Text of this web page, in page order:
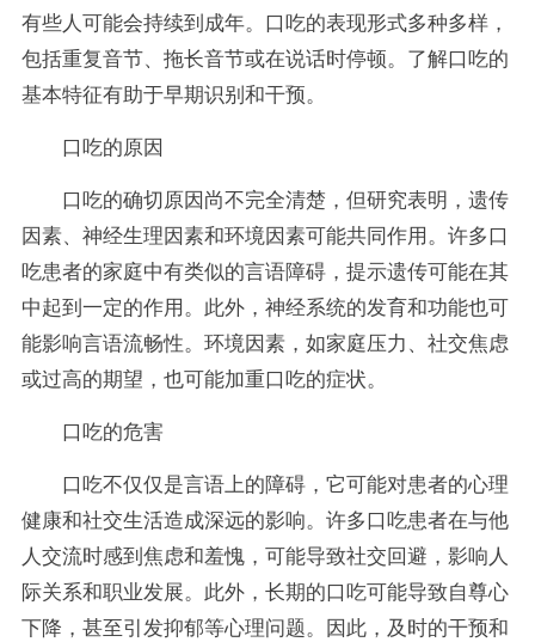
有些人可能会持续到成年。口吃的表现形式多种多样，
包括重复音节、拖长音节或在说话时停顿。了解口吃的
基本特征有助于早期识别和干预。
口吃的原因
口吃的确切原因尚不完全清楚，但研究表明，遗传
因素、神经生理因素和环境因素可能共同作用。许多口
吃患者的家庭中有类似的言语障碍，提示遗传可能在其
中起到一定的作用。此外，神经系统的发育和功能也可
能影响言语流畅性。环境因素，如家庭压力、社交焦虑
或过高的期望，也可能加重口吃的症状。
口吃的危害
口吃不仅仅是言语上的障碍，它可能对患者的心理
健康和社交生活造成深远的影响。许多口吃患者在与他
人交流时感到焦虑和羞愧，可能导致社交回避，影响人
际关系和职业发展。此外，长期的口吃可能导致自尊心
下降，甚至引发抑郁等心理问题。因此，及时的干预和